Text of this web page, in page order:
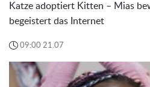
Katze adoptiert Kitten – Mias
begeistert das Internet
09:00 21.07